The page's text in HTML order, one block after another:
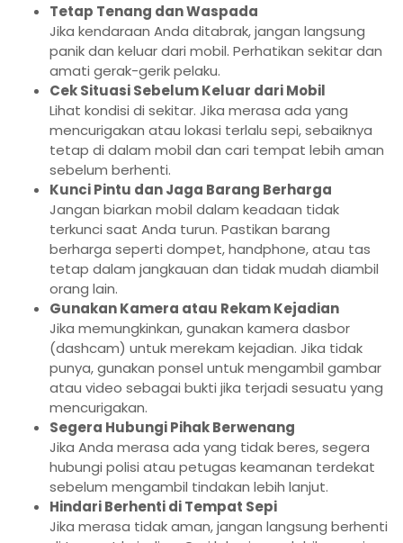
Tetap Tenang dan Waspada
Jika kendaraan Anda ditabrak, jangan langsung
panik dan keluar dari mobil. Perhatikan sekitar dan
amati gerak-gerik pelaku.
Cek Situasi Sebelum Keluar dari Mobil
Lihat kondisi di sekitar. Jika merasa ada yang
mencurigakan atau lokasi terlalu sepi, sebaiknya
tetap di dalam mobil dan cari tempat lebih aman
sebelum berhenti.
Kunci Pintu dan Jaga Barang Berharga
Jangan biarkan mobil dalam keadaan tidak
terkunci saat Anda turun. Pastikan barang
berharga seperti dompet, handphone, atau tas
tetap dalam jangkauan dan tidak mudah diambil
orang lain.
Gunakan Kamera atau Rekam Kejadian
Jika memungkinkan, gunakan kamera dasbor
(dashcam) untuk merekam kejadian. Jika tidak
punya, gunakan ponsel untuk mengambil gambar
atau video sebagai bukti jika terjadi sesuatu yang
mencurigakan.
Segera Hubungi Pihak Berwenang
Jika Anda merasa ada yang tidak beres, segera
hubungi polisi atau petugas keamanan terdekat
sebelum mengambil tindakan lebih lanjut.
Hindari Berhenti di Tempat Sepi
Jika merasa tidak aman, jangan langsung berhenti